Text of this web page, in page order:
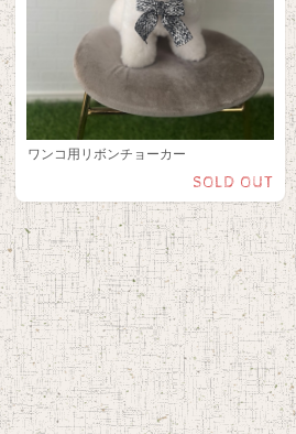
ワンコ用リボンチョーカー
SOLD OUT